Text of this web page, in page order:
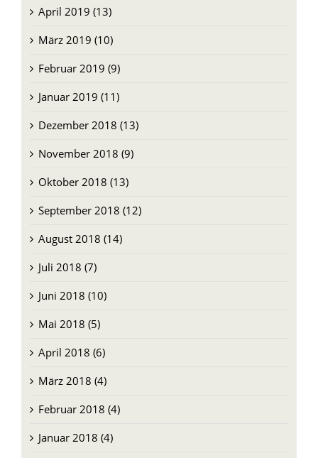
April 2019 (13)
März 2019 (10)
Februar 2019 (9)
Januar 2019 (11)
Dezember 2018 (13)
November 2018 (9)
Oktober 2018 (13)
September 2018 (12)
August 2018 (14)
Juli 2018 (7)
Juni 2018 (10)
Mai 2018 (5)
April 2018 (6)
März 2018 (4)
Februar 2018 (4)
Januar 2018 (4)